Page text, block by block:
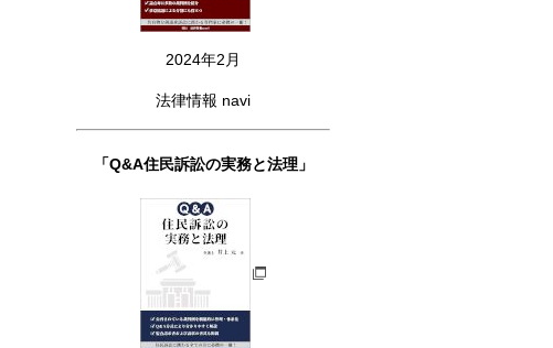
2024年2月
法律情報 navi
「Q&A住民訴訟の実務と法理」